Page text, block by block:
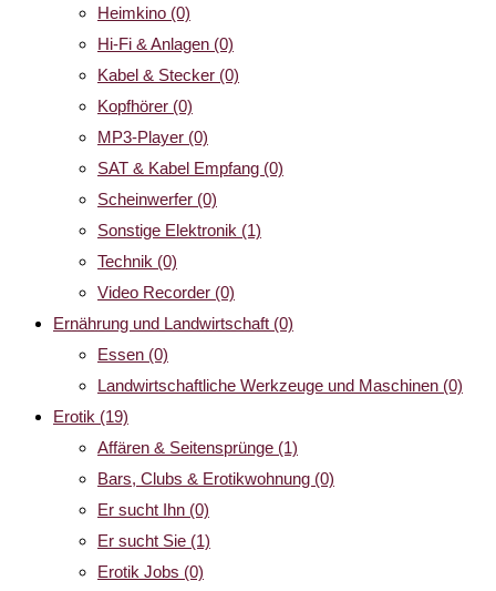
Heimkino (0)
Hi-Fi & Anlagen (0)
Kabel & Stecker (0)
Kopfhörer (0)
MP3-Player (0)
SAT & Kabel Empfang (0)
Scheinwerfer (0)
Sonstige Elektronik (1)
Technik (0)
Video Recorder (0)
Ernährung und Landwirtschaft (0)
Essen (0)
Landwirtschaftliche Werkzeuge und Maschinen (0)
Erotik (19)
Affären & Seitensprünge (1)
Bars, Clubs & Erotikwohnung (0)
Er sucht Ihn (0)
Er sucht Sie (1)
Erotik Jobs (0)